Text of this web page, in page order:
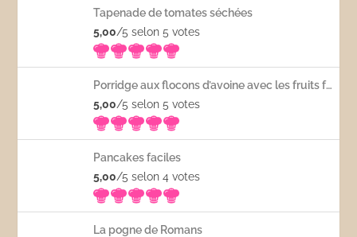
Tapenade de tomates séchées
5,00/5 selon 5votes
Porridge aux flocons d’avoine avec les fruits frais
5,00/5 selon 5votes
Pancakes faciles
5,00/5 selon 4votes
La pogne de Romans